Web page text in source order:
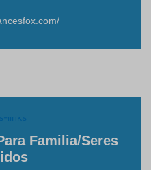
Familia/Seres